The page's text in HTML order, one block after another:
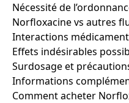
Nécessité de
Norfloxacine vs autres
Interactions
Effets indésirables
Surdosage et
Informations
Comment acheter